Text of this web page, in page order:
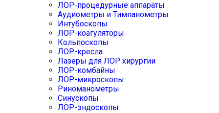
ЛОР-процедурные аппараты
Аудиометры и Тимпанометры
Интубоскопы
ЛОР-коагуляторы
Кольпоскопы
ЛОР-кресла
Лазеры для ЛОР хирургии
ЛОР-комбайны
ЛОР-микроскопы
Риноманометры
Синускопы
ЛОР-эндоскопы